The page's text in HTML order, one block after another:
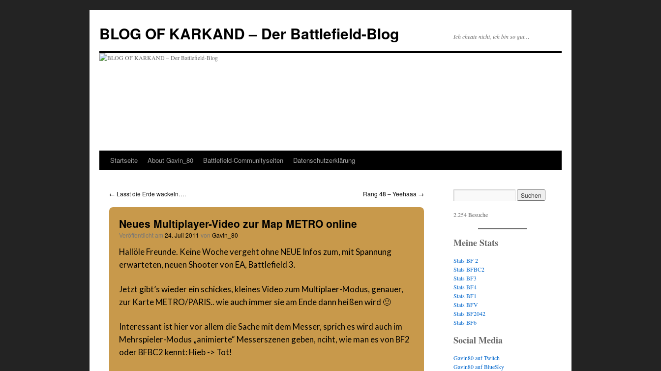
BLOG OF KARKAND – Der Battlefield-Blog Ich cheate nicht, ich bin so gut…
Startseite About Gavin_80 Battlefield-Communityseiten Datenschutzerklärung
← Lasst die Erde wackeln…. Rang 48 – Yeehaaa →
Neues Multiplayer-Video zur Map METRO online
Veröffentlicht am 24. Juli 2011 von Gavin_80
Hallöle Freunde. Keine Woche vergeht ohne NEUE Infos zum, mit Spannung
erwarteten, neuen Shooter von EA, Battlefield 3.
Jetzt gibt’s wieder ein schickes, kleines Video zum Multiplaer-Modus, genauer,
zur Karte METRO/PARIS.. wie auch immer sie am Ende dann heißen wird 🙂
Interessant ist hier vor allem die Sache mit dem Messer, sprich es wird auch im
Mehrspieler-Modus „animierte“ Messerszenen geben, nciht, wie man es von BF2
oder BFBC2 kennt: Hieb -> Tot!
2.254 Besuche
Meine Stats
Stats BF 2
Stats BFBC2
Stats BF3
Stats BF4
Stats BF1
Stats BFV
Stats BF2042
Stats BF6
Social Media
Gavin80 auf Twitch
Gavin80 auf BlueSky